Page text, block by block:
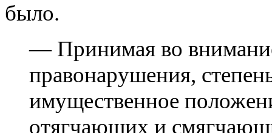
было.
— Принимая во
правонарушения,
имущественное
отягчающих и